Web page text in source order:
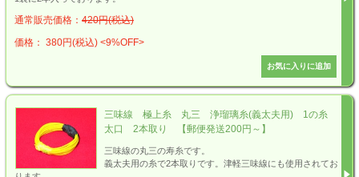
通常販売価格： 420円(税込)
価格： 380円(税込) <9%OFF>
三味線 極上糸 丸三 浄瑠璃糸(義太夫用) 1の糸
太口 2本取り 【郵便発送200円～】
三味線の丸三の寿糸です。
義太夫用の糸で2本取りです。津軽三味線にも使用されてお